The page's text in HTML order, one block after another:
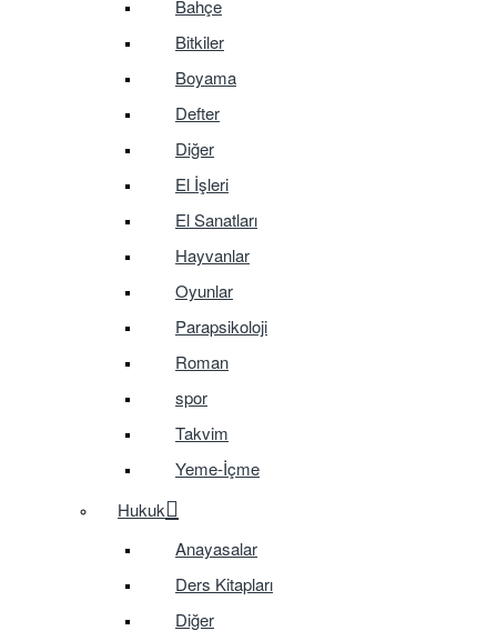
Bahçe
Bitkiler
Boyama
Defter
Diğer
El İşleri
El Sanatları
Hayvanlar
Oyunlar
Parapsikoloji
Roman
spor
Takvim
Yeme-İçme
Hukuk
Anayasalar
Ders Kitapları
Diğer